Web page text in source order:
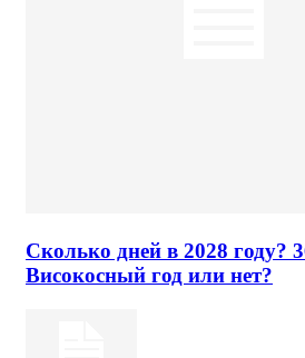
Сколько дней в 2028 году?
Високосный год или нет?